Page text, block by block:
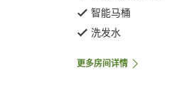
智能马桶
洗发水
更多房间详情